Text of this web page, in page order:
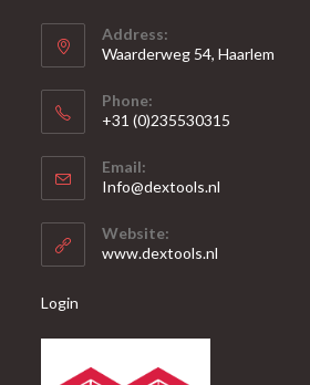
Address:
Waarderweg 54, Haarlem
Phone:
+31 (0)235530315
in
je
toepassing
Email:
Info@dextools.nl
Website:
www.dextools.nl
Login